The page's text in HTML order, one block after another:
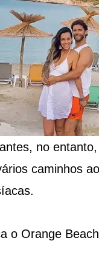
no
caminhos
o Orange